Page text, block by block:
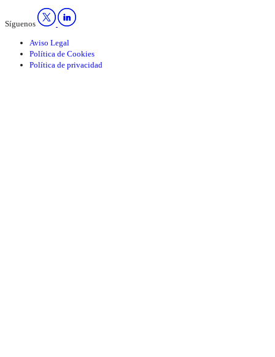
Síguenos
Aviso Legal
Política de Cookies
Política de privacidad